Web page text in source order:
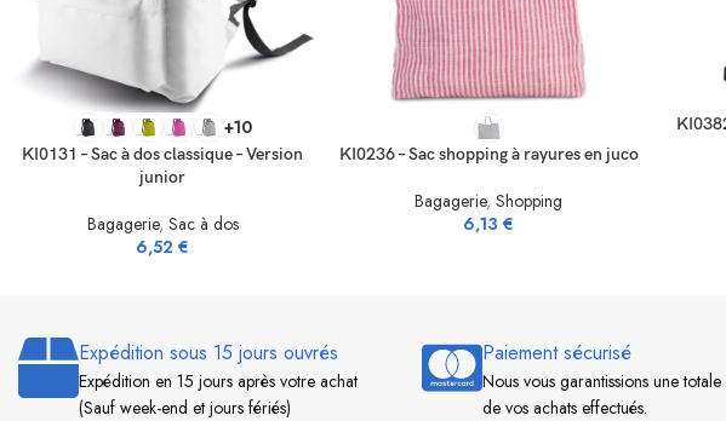
SELECT OPTIONS +10
KI0131 – Sac à dos classique – Version
junior
Bagagerie, Sac à dos
6,52€
KI0236 – Sac shopping à rayures en juco
Bagagerie,Shopping
6,13€
Expédition sous 15 jours ouvrés
Expédition en 15 jours après votre achat
(Sauf week-end et jours fériés)
Paiement sécurisé
Nous vous garantissions une
de vos achats effectués.